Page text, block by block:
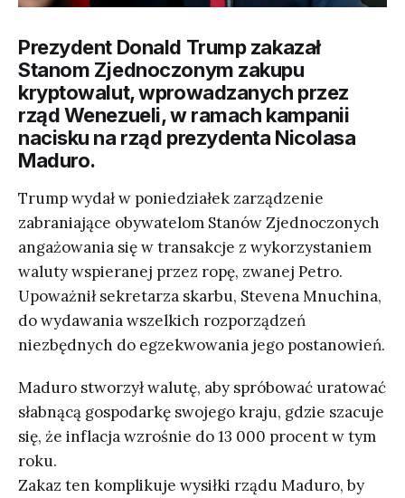
Prezydent Donald Trump zakazał
Stanom Zjednoczonym zakupu
kryptowalut, wprowadzanych przez
rząd Wenezueli, w ramach kampanii
nacisku na rząd prezydenta Nicolasa
Maduro.
Trump wydał w poniedziałek zarządzenie
zabraniające obywatelom Stanów Zjednoczonych
angażowania się w transakcje z wykorzystaniem
waluty wspieranej przez ropę, zwanej Petro.
Upoważnił sekretarza skarbu, Stevena Mnuchina,
do wydawania wszelkich rozporządzeń
niezbędnych do egzekwowania jego postanowień.
Maduro stworzył walutę, aby spróbować uratować
słabnącą gospodarkę swojego kraju, gdzie szacuje
się, że inflacja wzrośnie do 13 000 procent w tym
roku.
Zakaz ten komplikuje wysiłki rządu Maduro, by